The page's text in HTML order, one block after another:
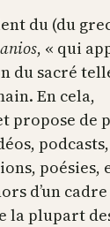
du (du
, « qui
du sacré
En cela,
propose de
poésies,
d’un
la plupart